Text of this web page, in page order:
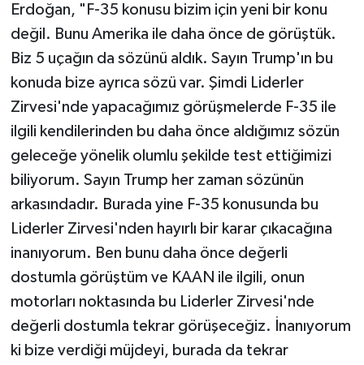
Erdoğan, "F-35 konusu bizim için yeni bir konu
değil. Bunu Amerika ile daha önce de görüştük.
Biz 5 uçağın da sözünü aldık. Sayın Trump'ın bu
konuda bize ayrıca sözü var. Şimdi Liderler
Zirvesi'nde yapacağımız görüşmelerde F-35 ile
ilgili kendilerinden bu daha önce aldığımız sözün
geleceğe yönelik olumlu şekilde test ettiğimizi
biliyorum. Sayın Trump her zaman sözünün
arkasındadır. Burada yine F-35 konusunda bu
Liderler Zirvesi'nden hayırlı bir karar çıkacağına
inanıyorum. Ben bunu daha önce değerli
dostumla görüştüm ve KAAN ile ilgili, onun
motorları noktasında bu Liderler Zirvesi'nde
değerli dostumla tekrar görüşeceğiz. İnanıyorum
ki bize verdiği müjdeyi, burada da tekrar